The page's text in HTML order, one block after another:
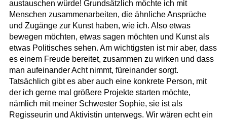
austauschen würde! Grundsätzlich möchte ich mit
Menschen zusammenarbeiten, die ähnliche Ansprüche
und Zugänge zur Kunst haben, wie ich. Also etwas
bewegen möchten, etwas sagen möchten und Kunst als
etwas Politisches sehen. Am wichtigsten ist mir aber, dass
es einem Freude bereitet, zusammen zu wirken und dass
man aufeinander Acht nimmt, füreinander sorgt.
Tatsächlich gibt es aber auch eine konkrete Person, mit
der ich gerne mal größere Projekte starten möchte,
nämlich mit meiner Schwester Sophie, sie ist als
Regisseurin und Aktivistin unterwegs. Wir wären echt ein